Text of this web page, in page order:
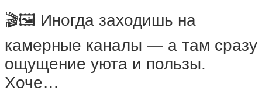
🎬🖼 Иногда заходишь на
камерные каналы — а там сразу
ощущение уюта и пользы.
Хоче…